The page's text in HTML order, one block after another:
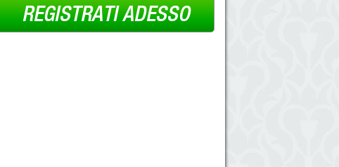
REGISTRATI ADESSO